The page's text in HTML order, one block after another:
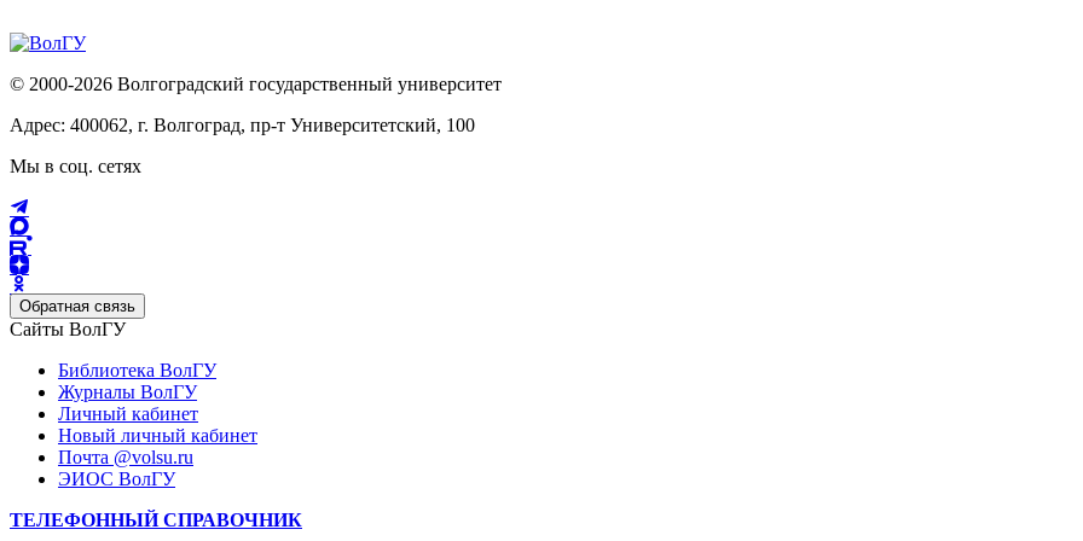
© 2000-2026 Волгоградский государственный университет
Адрес: 400062, г. Волгоград, пр-т Университетский, 100
Мы в соц. сетях
Обратная связь
Сайты ВолГУ
Библиотека ВолГУ
Журналы ВолГУ
Личный кабинет
Новый личный кабинет
Почта @volsu.ru
ЭИОС ВолГУ
ТЕЛЕФОННЫЙ СПРАВОЧНИК